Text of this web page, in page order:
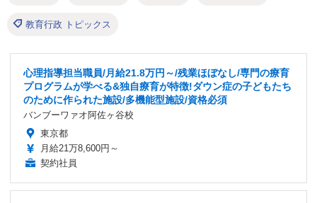
教育行政 トピックス
心理指導担当職員/月給21.8万円～/残業ほぼなし/専門の療育
プログラムが学べる&独自療育が特徴!ダウン症の子どもたち
のために作られた施設/多機能型施設/資格必須
バンブーワァオ阿佐ヶ谷校
東京都
月給21万8,600円～
契約社員